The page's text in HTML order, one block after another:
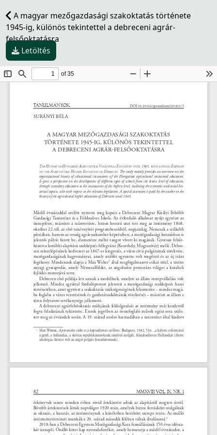
A magyar mezőgazdasági szakoktatás története
1945-ig, különös tekintettel a debreceni agrár-
felsőoktatásra
Letöltés